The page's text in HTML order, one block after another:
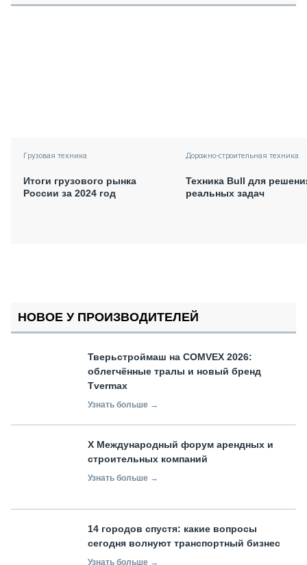
Грузовая техника
Итоги грузового рынка
России за 2024 год
Дорожно-строительная техника
Техника Bull для
реальных задач
НОВОЕ У ПРОИЗВОДИТЕЛЕЙ
Тверьстроймаш на COMVEX 2026:
облегчённые тралы и новый бренд
Tvermax
Узнать больше →
X Международный форум арендных и
строительных компаний
Узнать больше →
14 городов спустя: какие вопросы
сегодня волнуют транспортный бизнес
Узнать больше →